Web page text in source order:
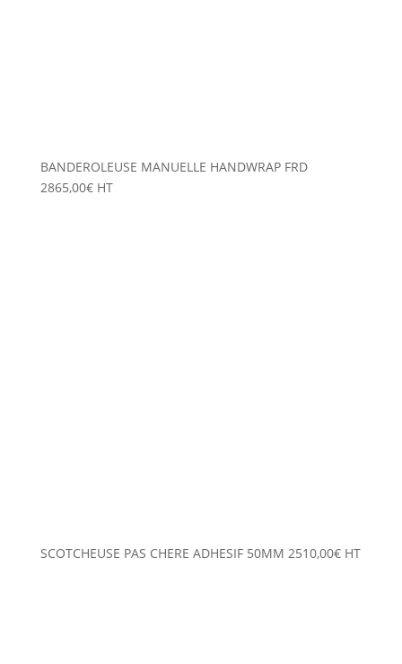
BANDEROLEUSE MANUELLE HANDWRAP FRD
2865,00€ HT
SCOTCHEUSE PAS CHERE ADHESIF 50MM 2510,00€ HT